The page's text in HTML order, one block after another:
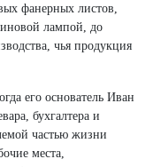
фанерных листов,
лампой, до
чья продукция
его основатель Иван
бухгалтера и
частью жизни
места,